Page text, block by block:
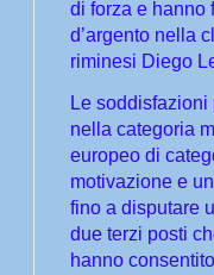
di forza e hanno
d’argento nella
riminesi Diego
Le
nella categoria
europeo di
motivazione e
fino a disputare
due terzi posti
hanno